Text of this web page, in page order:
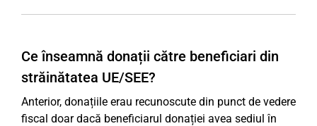
Ce înseamnă donații către beneficiari din
străinătatea UE/SEE?
Anterior, donațiile erau recunoscute din punct de vedere
fiscal doar dacă beneficiarul donației avea sediul în